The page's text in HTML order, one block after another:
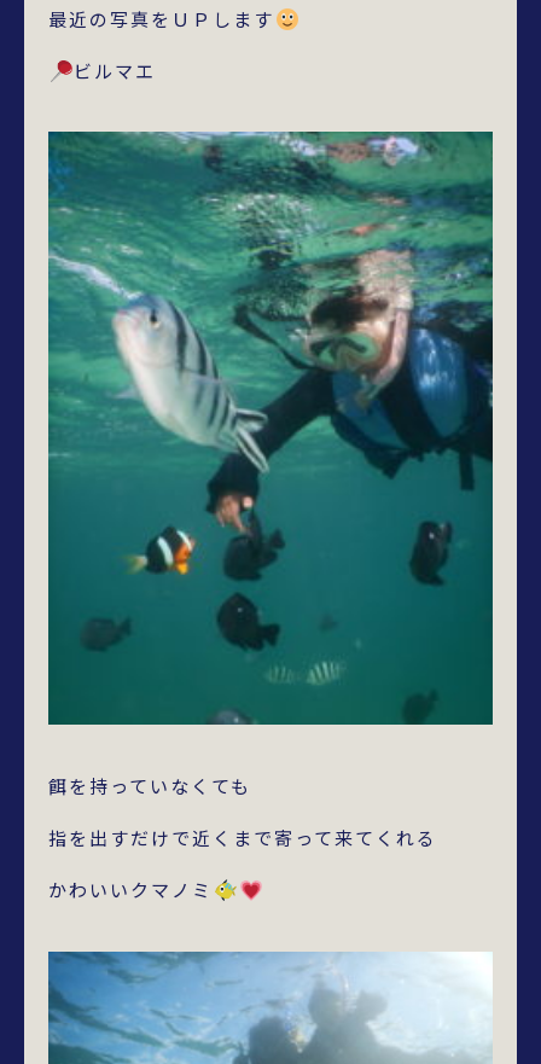
最近の写真をＵＰします
ビルマエ
餌を持っていなくても
指を出すだけで近くまで寄って来てくれる
かわいいクマノミ